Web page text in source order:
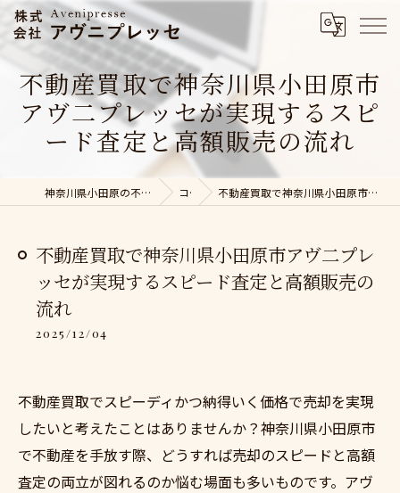
不動産買取で神奈川県小田原市
アヴ二プレッセが実現するスピ
ード査定と高額販売の流れ
神奈川県小田原の不動産売却なら株式会社アヴニプレッセ コラム 不動産買取で神奈川県小田原市アヴ二プレッセが実現するスピード査定と高額販売の流れ
不動産買取で神奈川県小田原市アヴ二プレ
ッセが実現するスピード査定と高額販売の
流れ
2025/12/04
不動産買取でスピーディかつ納得いく価格で売却を実現
したいと考えたことはありませんか？神奈川県小田原市
で不動産を手放す際、どうすれば売却のスピードと高額
査定の両立が図れるのか悩む場面も多いものです。アヴ